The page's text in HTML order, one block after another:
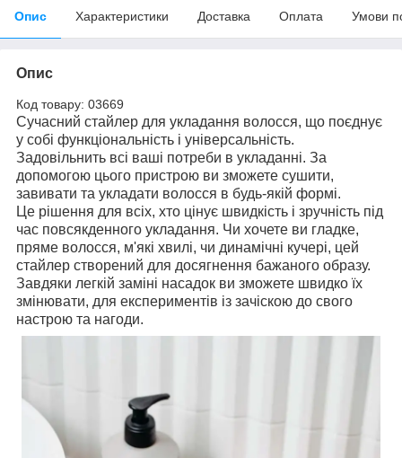
Опис Характеристики Доставка Оплата Умови
Опис
Код товару: 03669
Сучасний стайлер для укладання волосся, що поєднує
у собі функціональність і універсальність.
Задовільнить всі ваші потреби в укладанні. За
допомогою цього пристрою ви зможете сушити,
завивати та укладати волосся в будь-якій формі.
Це рішення для всіх, хто цінує швидкість і зручність під
час повсякденного укладання. Чи хочете ви гладке,
пряме волосся, м'які хвилі, чи динамічні кучері, цей
стайлер створений для досягнення бажаного образу.
Завдяки легкій заміні насадок ви зможете швидко їх
змінювати, для експериментів із зачіскою до свого
настрою та нагоди.